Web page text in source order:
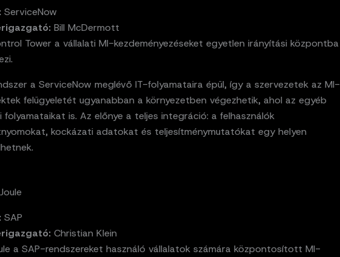
ServiceNow
Bill McDermott
Tower a vállalati MI-kezdeményezéseket egyetlen irányítási központba
a ServiceNow meglévő IT-folyamataira épül, így a szervezetek az MI-
felügyeletét ugyanabban a környezetben végezhetik, ahol az egyéb
folyamataikat is. Az előnye a teljes integráció: a felhasználók
kockázati adatokat és teljesítménymutatókat egy helyen
SAP
Christian Klein
a SAP-rendszereket használó vállalatok számára központosított MI-